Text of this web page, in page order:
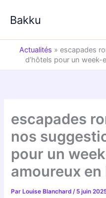
Bakku
Actualités » escapades
d’hôtels pour un
escapades
nos
pour un
amoureux en
Par Louise Blanchard/ 5 juin